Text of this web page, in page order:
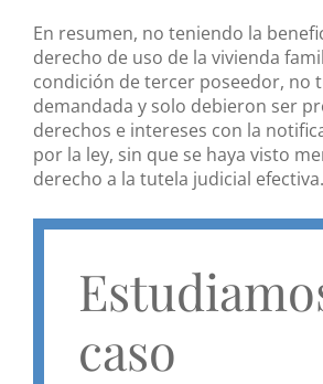
En resumen, no teniendo la
derecho de uso de la vivienda
condición de tercer poseedor, no
demandada y solo debieron ser
derechos e intereses con la
por la ley, sin que se haya visto
derecho a la tutela judicial efectiva.
caso